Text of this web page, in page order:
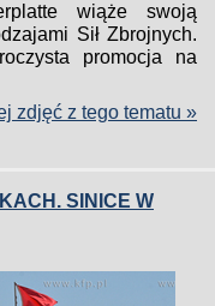
wiąże swoją
Sił Zbrojnych.
promocja na
zdjęć z tego tematu »
SINICE W